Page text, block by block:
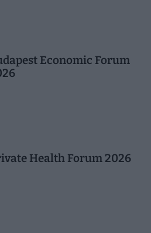
Economic Forum
Health Forum 2026